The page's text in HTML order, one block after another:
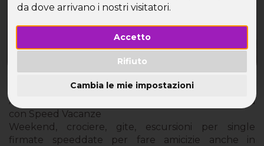
da dove arrivano i nostri visitatori.
Accetto
Rifiuto
Cambia le mie impostazioni
Ancora in cerca dell'anima gemella? Parti da Genova
con Speed Vacanze
Weekend, crociere, gite, escursioni per single
firmate speeddate per fare amicizie anche in